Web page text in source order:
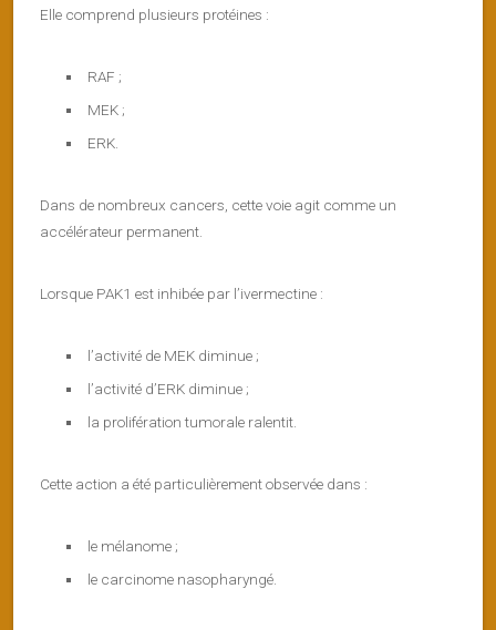
Elle comprend plusieurs protéines :
RAF ;
MEK ;
ERK.
Dans de nombreux cancers, cette voie agit comme un
accélérateur permanent.
Lorsque PAK1 est inhibée par l’ivermectine :
l’activité de MEK diminue ;
l’activité d’ERK diminue ;
la prolifération tumorale ralentit.
Cette action a été particulièrement observée dans :
le mélanome ;
le carcinome nasopharyngé.